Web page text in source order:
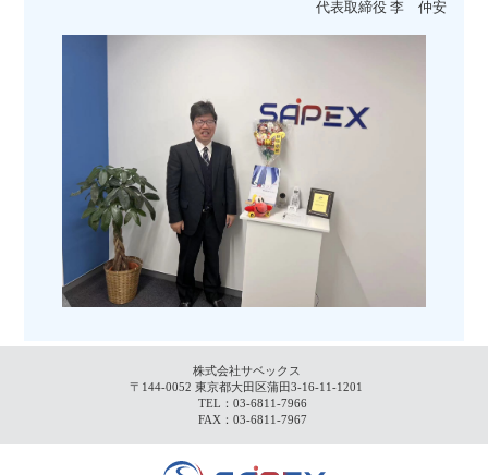
代表取締役 李 仲安
株式会社サベックス
〒144-0052 東京都大田区蒲田3-16-11-1201
TEL：03-6811-7966
FAX：03-6811-7967